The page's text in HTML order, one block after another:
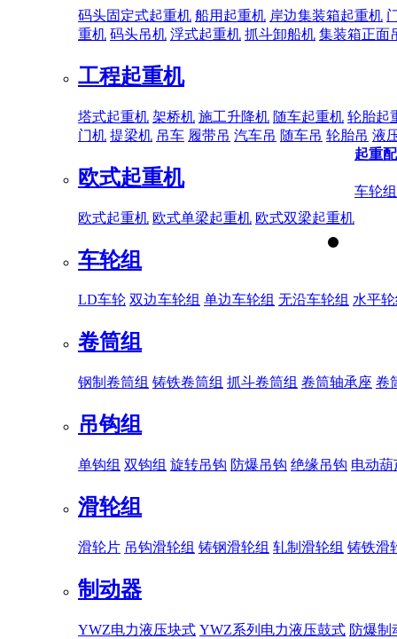
码头固定式起重机 船用起重机 岸边集装箱起重机
重机 码头吊机 浮式起重机 抓斗卸船机 集装箱正面
工程起重机
塔式起重机 架桥机 施工升降机 随车起重机 轮胎起
门机 提梁机 吊车 履带吊 汽车吊 随车吊 轮胎吊 液
欧式起重机
欧式起重机 欧式单梁起重机 欧式双梁起重机
起重
车轮组
车轮组
LD车轮 双边车轮组 单边车轮组 无沿车轮组 水平
卷筒组
钢制卷筒组 铸铁卷筒组 抓斗卷筒组 卷筒轴承座 卷
吊钩组
单钩组 双钩组 旋转吊钩 防爆吊钩 绝缘吊钩 电动
滑轮组
滑轮片 吊钩滑轮组 铸钢滑轮组 轧制滑轮组 铸铁滑
制动器
YWZ电力液压块式 YWZ系列电力液压鼓式 防爆制